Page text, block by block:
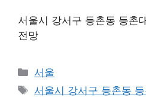
서울시 강서구 등촌동 등촌
전망
Categories
서울
Tags
서울시 강서구 등촌동